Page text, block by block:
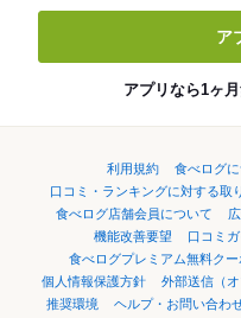
ア
アプリなら1ヶ
利用規約 食べログ
口コミ・ランキングに対する取
食べログ店舗会員について
機能改善要望
口コミ
食べログプレミアム無料クー
個人情報保護方針
外部送信（オ
推奨環境
ヘルプ・お問い合わ